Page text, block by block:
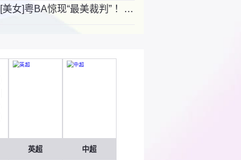
[美女]粤BA惊现“最美裁判” ！今晚江门VS阳江不仅打球裁判的颜值也卷
英超 中超